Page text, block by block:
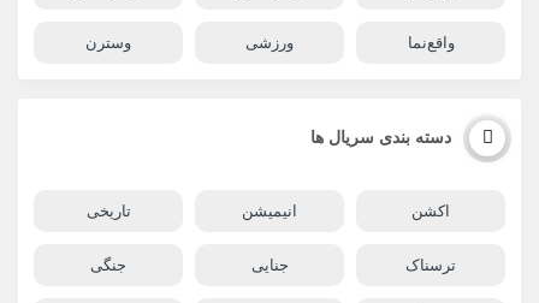
واقع‌نما ورزشی وسترن
دسته بندی سریال ها
اکشن انیمیشن تاریخی
ترسناک جنایی جنگی